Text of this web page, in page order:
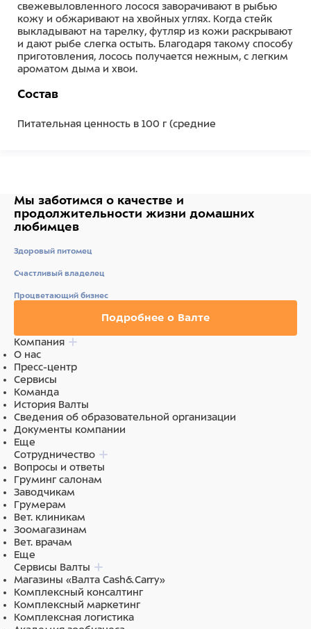
свежевыловленного лосося заворачивают в рыбью
кожу и обжаривают на хвойных углях. Когда стейк
выкладывают на тарелку, футляр из кожи раскрывают
и дают рыбе слегка остыть. Благодаря такому способу
приготовления, лосось получается нежным, с легким
ароматом дыма и хвои.
Состав
Питательная ценность в 100 г (средние
лосось северных морей (семга).
Мы заботимся о качестве и
продолжительности жизни домашних
любимцев
Здоровый питомец
Счастливый владелец
Процветающий бизнес
Подробнее о Валте
Компания
О нас
Пресс-центр
Сервисы
Команда
История Валты
Сведения об образовательной организации
Документы компании
Еще
Сотрудничество
Вопросы и ответы
Груминг салонам
Заводчикам
Грумерам
Вет. клиникам
Зоомагазинам
Вет. врачам
Еще
Сервисы Валты
Магазины «Валта Cash&Carry»
Комплексный консалтинг
Комплексный маркетинг
Комплексная логистика